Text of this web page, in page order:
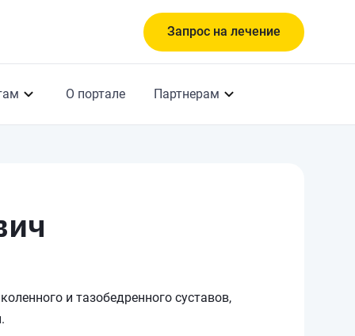
Запрос на лечение
О портале Партнерам
и тазобедренного суставов,